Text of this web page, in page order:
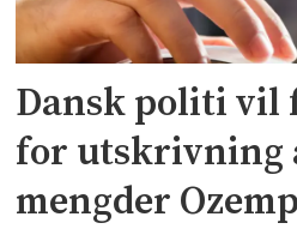
Dansk politi vil
for utskrivning
mengder